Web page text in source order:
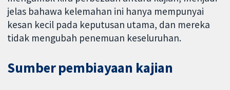
jelas bahawa kelemahan ini hanya mempunyai
kesan kecil pada keputusan utama, dan mereka
tidak mengubah penemuan keseluruhan.
Sumber pembiayaan kajian